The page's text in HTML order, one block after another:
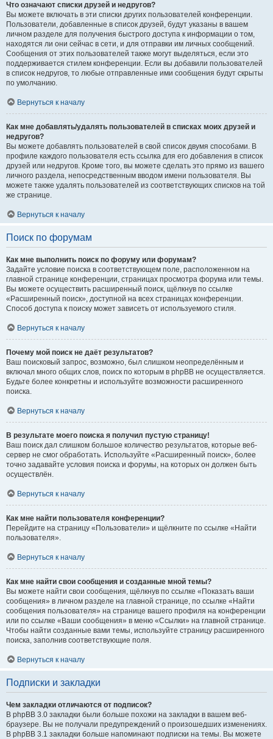
Что означают списки друзей и недругов?
Вы можете включать в эти списки других пользователей конференции.
Пользователи, добавленные в список друзей, будут указаны в вашем
личном разделе для получения быстрого доступа к информации о том,
находятся ли они сейчас в сети, и для отправки им личных сообщений.
Сообщения от этих пользователей также могут выделяться, если это
поддерживается стилем конференции. Если вы добавили пользователей
в список недругов, то любые отправленные ими сообщения будут скрыты
по умолчанию.
Вернуться к началу
Как мне добавлять/удалять пользователей в списках моих друзей и
недругов?
Вы можете добавлять пользователей в свой список двумя способами. В
профиле каждого пользователя есть ссылка для его добавления в список
друзей или недругов. Кроме того, вы можете сделать это прямо из вашего
личного раздела, непосредственным вводом имени пользователя. Вы
можете также удалять пользователей из соответствующих списков на той
же странице.
Вернуться к началу
Поиск по форумам
Как мне выполнить поиск по форуму или форумам?
Задайте условие поиска в соответствующем поле, расположенном на
главной странице конференции, страницах просмотра форума или темы.
Вы можете осуществить расширенный поиск, щёлкнув по ссылке
«Расширенный поиск», доступной на всех страницах конференции.
Способ доступа к поиску может зависеть от используемого стиля.
Вернуться к началу
Почему мой поиск не даёт результатов?
Ваш поисковый запрос, возможно, был слишком неопределённым и
включал много общих слов, поиск по которым в phpBB не осуществляется.
Будьте более конкретны и используйте возможности расширенного
поиска.
Вернуться к началу
В результате моего поиска я получил пустую страницу!
Ваш поиск дал слишком большое количество результатов, которые веб-
сервер не смог обработать. Используйте «Расширенный поиск», более
точно задавайте условия поиска и форумы, на которых он должен быть
осуществлён.
Вернуться к началу
Как мне найти пользователя конференции?
Перейдите на страницу «Пользователи» и щёлкните по ссылке «Найти
пользователя».
Вернуться к началу
Как мне найти свои сообщения и созданные мной темы?
Вы можете найти свои сообщения, щёлкнув по ссылке «Показать ваши
сообщения» в личном разделе на главной странице, по ссылке «Найти
сообщения пользователя» на странице вашего профиля на конференции
или по ссылке «Ваши сообщения» в меню «Ссылки» на главной странице.
Чтобы найти созданные вами темы, используйте страницу расширенного
поиска, заполнив соответствующие поля.
Вернуться к началу
Подписки и закладки
Чем закладки отличаются от подписок?
В phpBB 3.0 закладки были больше похожи на закладки в вашем веб-
браузере. Вы не получали предупреждений о произошедших изменениях.
В phpBB 3.1 закладки больше напоминают подписки на темы. Вы можете